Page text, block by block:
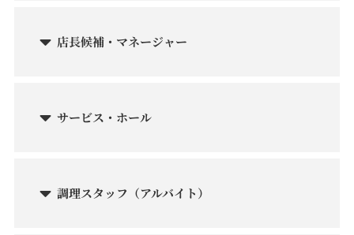
店長候補・マネージャー
サービス・ホール
調理スタッフ（アルバイト）